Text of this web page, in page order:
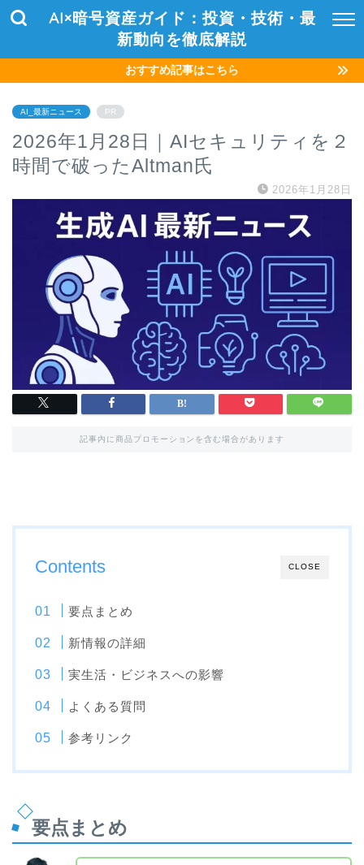
AI×暗号資産ガイド：投資・技術・最
新動向を徹底解説
おすすめ記事はこちら
AI_最新ニュース PR
2026年1月28日｜AIセキュリティを２
時間で破ったAltman氏
2026年1月28日
記事内に商品プロモーションを含む場合があります
CLOSE
Contents
要点まとめ
新情報の詳細
実生活・ビジネスへの影響
よくある質問
参考リンク
要点まとめ